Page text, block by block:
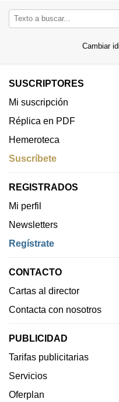
Cambiar
SUSCRIPTORES
Mi suscripción
Réplica en PDF
Hemeroteca
Suscríbete
REGISTRADOS
Mi perfil
Newsletters
Regístrate
CONTACTO
Cartas al director
Contacta con nosotros
PUBLICIDAD
Tarifas publicitarias
Servicios
Oferplan